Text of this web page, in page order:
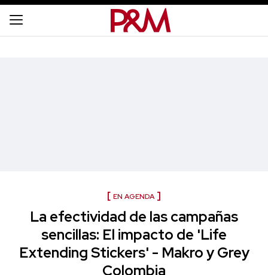
EN AGENDA
La efectividad de las campañas
sencillas: El impacto de 'Life
Extending Stickers' - Makro y Grey
Colombia